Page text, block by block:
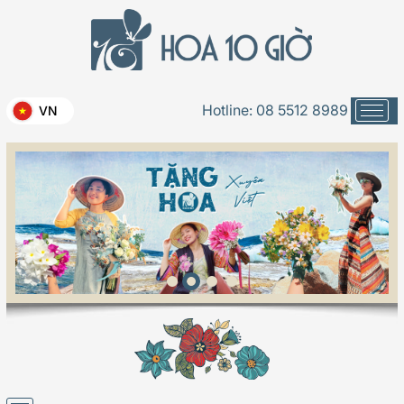
Hotline: 08 5512 8989
VN
Cô dâu xinh - 034